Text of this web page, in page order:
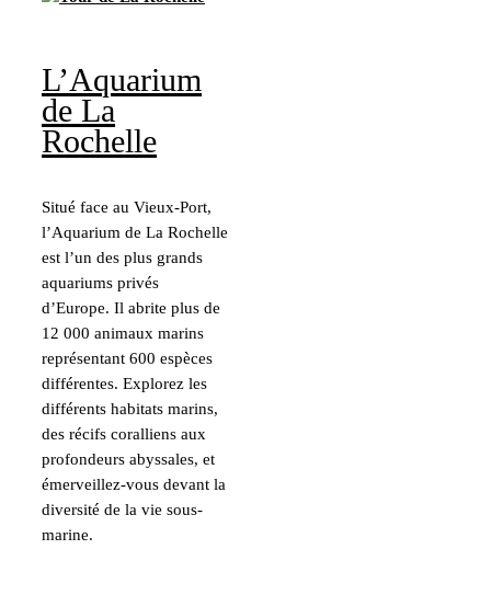
L’Aquarium
de La
Rochelle
Situé face au Vieux-Port,
l’Aquarium de La Rochelle
est l’un des plus grands
aquariums privés
d’Europe. Il abrite plus de
12 000 animaux marins
représentant 600 espèces
différentes. Explorez les
différents habitats marins,
des récifs coralliens aux
profondeurs abyssales, et
émerveillez-vous devant la
diversité de la vie sous-
marine.